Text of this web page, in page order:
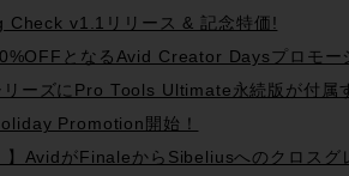
Check v1.1リリース & 記念特価!
となるAvid Creator Daysプロモー
リーズにPro Tools Ultimate永続版が付属
Promotion開始！
】AvidがFinaleからSibeliusへのクロスグ